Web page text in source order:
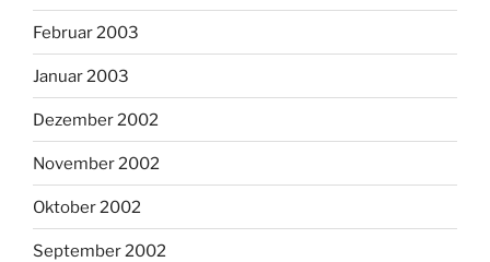
Februar 2003
Januar 2003
Dezember 2002
November 2002
Oktober 2002
September 2002